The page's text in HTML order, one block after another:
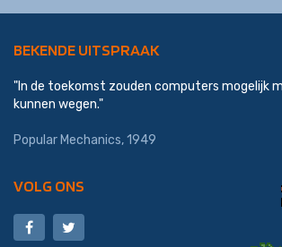
BEKENDE UITSPRAAK
"In de toekomst zouden computers mogelijk
kunnen wegen."
Popular Mechanics, 1949
VOLG ONS